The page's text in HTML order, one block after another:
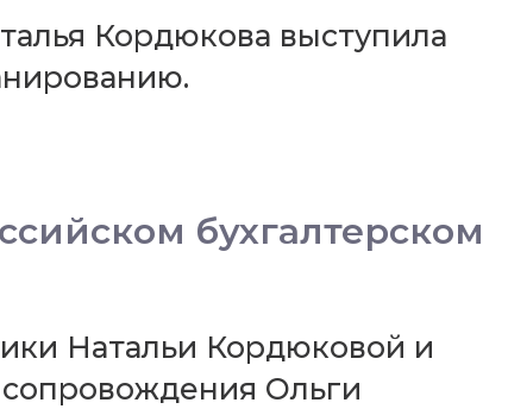
Кордюкова выступила
бухгалтерском
Натальи Кордюковой и
сопровождения Ольги